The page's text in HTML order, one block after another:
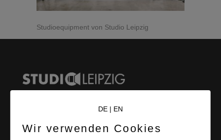
Studioequipment von Studio Leipzig
DE| EN
Wir verwenden Cookies